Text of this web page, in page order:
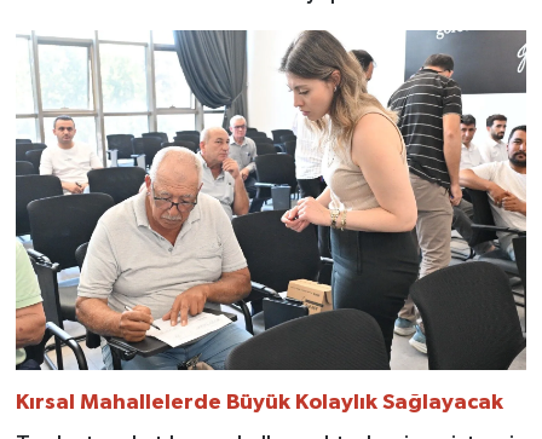
Kırsal Mahallelerde Büyük Kolaylık Sağlayacak